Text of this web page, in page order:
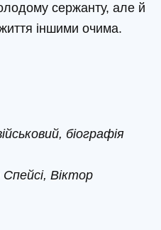
сержанту, але й
іншими очима.
біографія
Віктор